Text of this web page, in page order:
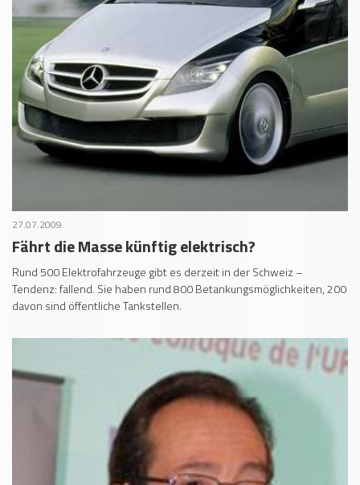
27.07.2009
Fährt die Masse künftig elektrisch?
Rund 500 Elektrofahrzeuge gibt es derzeit in der Schweiz –
Tendenz: fallend. Sie haben rund 800 Betankungsmöglichkeiten, 200
davon sind öffentliche Tankstellen.